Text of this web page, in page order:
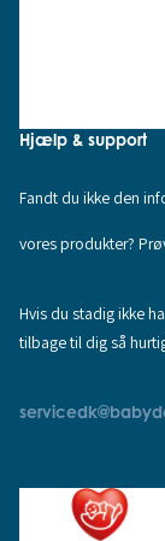
Hjælp & support
Fandt du ikke den
vores produkter?
Hvis du stadig ikke
tilbage til dig så